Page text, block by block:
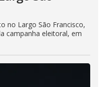
no Largo São Francisco,
campanha eleitoral, em